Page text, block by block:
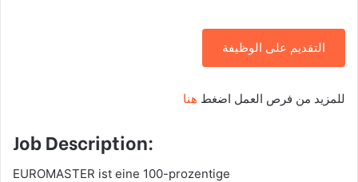
التقديم على الوظيفة
للمزيد من فرص العمل اضغط هنا
Job Description:
EUROMASTER ist eine 100-prozentige